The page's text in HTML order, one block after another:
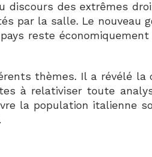
discours des extrêmes
par la salle. Le nouveau
reste économiquement
thèmes. Il a révélé
à relativiser toute
la population italienne